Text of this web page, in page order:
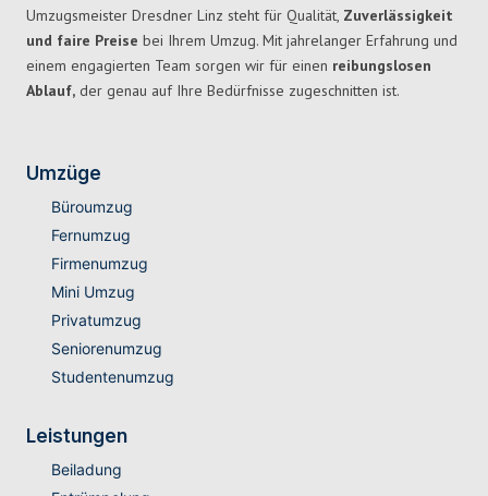
Umzugsmeister Dresdner Linz steht für Qualität, Zuverlässigkeit
und faire Preise bei Ihrem Umzug. Mit jahrelanger Erfahrung und
einem engagierten Team sorgen wir für einen reibungslosen
Ablauf, der genau auf Ihre Bedürfnisse zugeschnitten ist.
Umzüge
Büroumzug
Fernumzug
Firmenumzug
Mini Umzug
Privatumzug
Seniorenumzug
Studentenumzug
Leistungen
Beiladung